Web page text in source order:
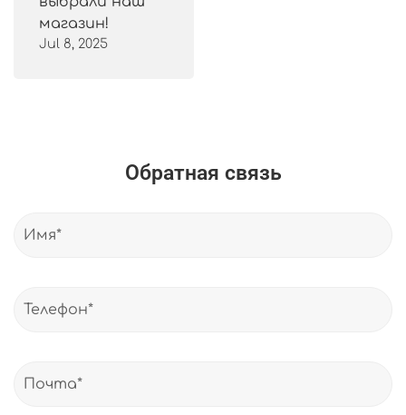
магазин!
Jul 8, 2025
Обратная связь